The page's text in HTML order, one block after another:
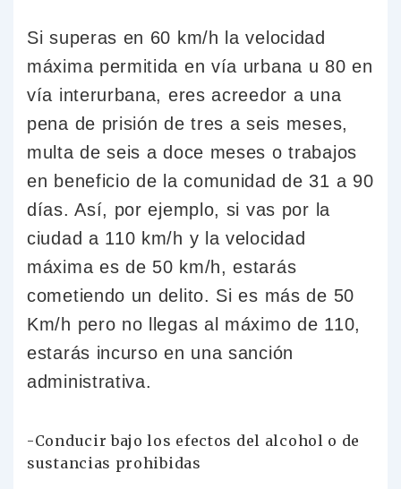
Si superas en 60 km/h la velocidad
máxima permitida en vía urbana u 80 en
vía interurbana, eres acreedor a una
pena de prisión de tres a seis meses,
multa de seis a doce meses o trabajos
en beneficio de la comunidad de 31 a 90
días. Así, por ejemplo, si vas por la
ciudad a 110 km/h y la velocidad
máxima es de 50 km/h, estarás
cometiendo un delito. Si es más de 50
Km/h pero no llegas al máximo de 110,
estarás incurso en una sanción
administrativa.
-Conducir bajo los efectos del alcohol o de
sustancias prohibidas